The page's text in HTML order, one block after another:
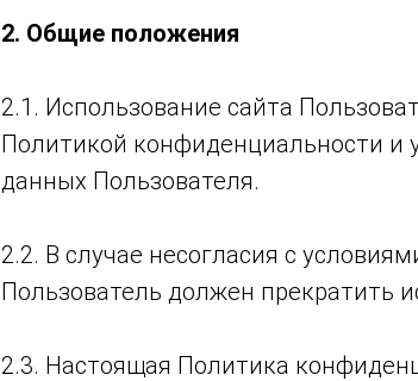
2. Общие положения
2.1. Использование сайта
Политикой конфиденциальности и
данных Пользователя.
2.2. В случае несогласия с
Пользователь должен прекратить
2.3. Настоящая Политика